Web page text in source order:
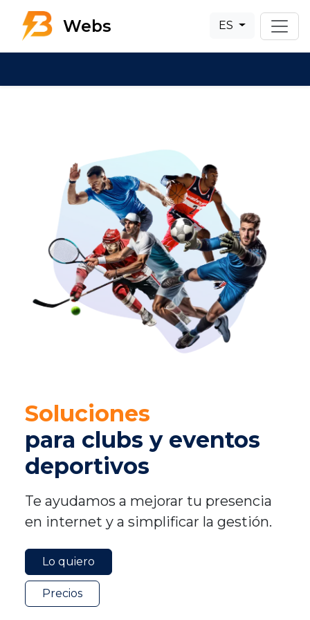
Webs ES
Soluciones
para clubs y eventos
deportivos
Te ayudamos a mejorar tu presencia
en internet y a simplificar la gestión.
Lo quiero
Precios